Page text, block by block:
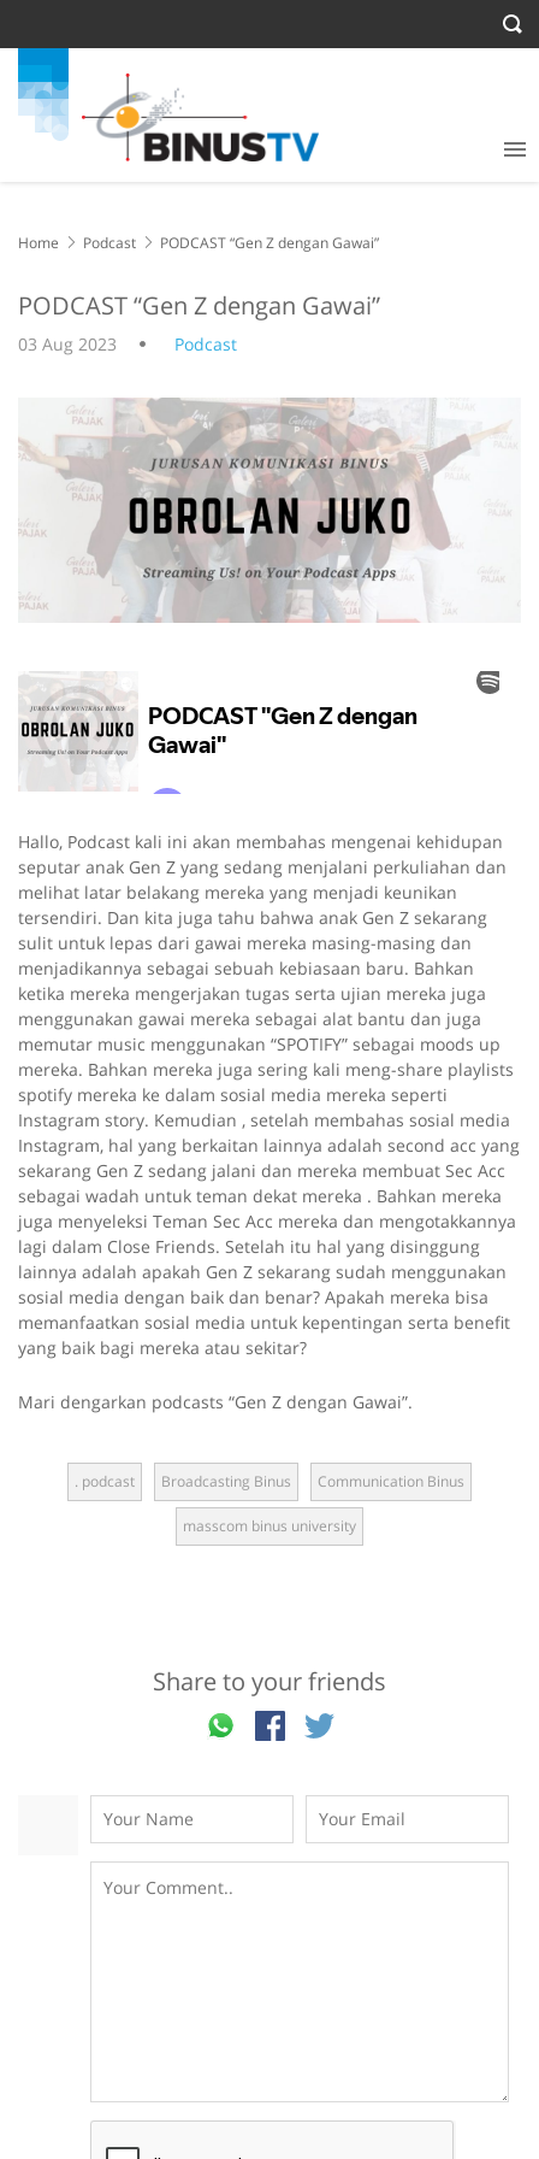
Home Podcast PODCAST “Gen Z dengan Gawai”
PODCAST “Gen Z dengan Gawai”
03 Aug 2023 Podcast
Hallo, Podcast kali ini akan membahas mengenai kehidupan
seputar anak Gen Z yang sedang menjalani perkuliahan dan
melihat latar belakang mereka yang menjadi keunikan
tersendiri. Dan kita juga tahu bahwa anak Gen Z sekarang
sulit untuk lepas dari gawai mereka masing-masing dan
menjadikannya sebagai sebuah kebiasaan baru. Bahkan
ketika mereka mengerjakan tugas serta ujian mereka juga
menggunakan gawai mereka sebagai alat bantu dan juga
memutar music menggunakan “SPOTIFY” sebagai moods up
mereka. Bahkan mereka juga sering kali meng-share playlists
spotify mereka ke dalam sosial media mereka seperti
Instagram story. Kemudian , setelah membahas sosial media
Instagram, hal yang berkaitan lainnya adalah second acc yang
sekarang Gen Z sedang jalani dan mereka membuat Sec Acc
sebagai wadah untuk teman dekat mereka . Bahkan mereka
juga menyeleksi Teman Sec Acc mereka dan mengotakkannya
lagi dalam Close Friends. Setelah itu hal yang disinggung
lainnya adalah apakah Gen Z sekarang sudah menggunakan
sosial media dengan baik dan benar? Apakah mereka bisa
memanfaatkan sosial media untuk kepentingan serta benefit
yang baik bagi mereka atau sekitar?
Mari dengarkan podcasts “Gen Z dengan Gawai”.
. podcast Broadcasting Binus Communication Binus
masscom binus university
Share to your friends